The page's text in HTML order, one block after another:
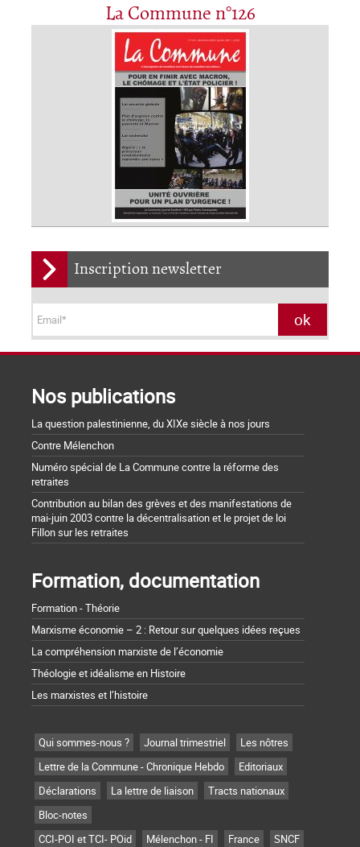
La Commune n°126
Inscription newsletter
Nos publications
La question palestinienne, du XIXe siècle à nos jours
Contre Mélenchon
Numéro spécial de La Commune contre la réforme des
retraites
Contribution au bilan des grèves et des manifestations de
mai-juin 2003 contre la décentralisation et le projet de loi
Fillon sur les retraites
Formation, documentation
Formation - Théorie
Marxisme économie – 2 : Retour sur quelques idées reçues
La compréhension marxiste de l’économie
Théologie et idéalisme en Histoire
Les marxistes et l’histoire
Qui sommes-nous ? Journal trimestriel
Les nôtres
Lettre de la Commune - Chronique Hebdo
Editoriaux
Déclarations
La lettre de liaison
Tracts nationaux
Bloc-notes
CCI-POI et TCI- POid
Mélenchon - FI France
SNCF